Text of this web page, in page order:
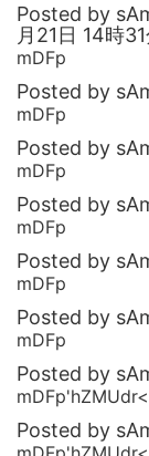
Posted by
月21日 14時
mDFp
Posted by
mDFp
Posted by
mDFp
Posted by
mDFp
Posted by
mDFp
Posted by
mDFp
Posted by
Posted by